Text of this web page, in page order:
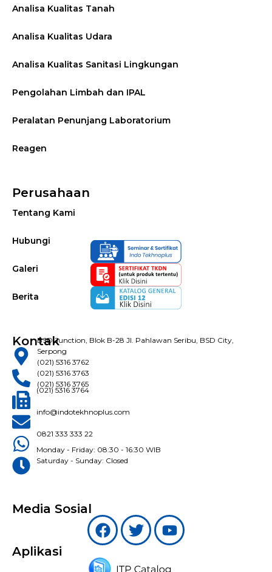
Analisa Kualitas Tanah
Analisa Kualitas Udara
Analisa Kualitas Sanitasi Lingkungan
Pengolahan Limbah dan IPAL
Peralatan Penunjang Laboratorium
Reagen
Perusahaan
Tentang Kami
Hubungi
Galeri
Berita
KontakBSD Junction, Blok B-28 Jl. Pahlawan Seribu, BSD City,
Serpong
(021) 5316 3762
(021) 5316 3763
(021) 5316 3765
(021) 5316 3764
info@indotekhnoplus.com
0821 333 333 22
Monday - Friday: 08:30 - 16:30 WIB
Saturday - Sunday: Closed
Media Sosial
Aplikasi